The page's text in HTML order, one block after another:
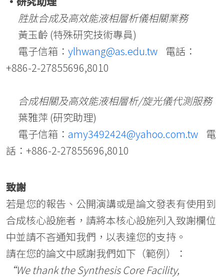
胜肽合成及高效能液相層析儀相關業務
黃玉齡 (特殊研究技術專員)
電子信箱： ylhwang@as.edu.tw 電話：
+886-2-27855696,8010
合成相關及高效能液相層析/旋光儀代測服務
葉雅萍 (研究助理)
電子信箱： amy3492424@yahoo.com.tw 電
話：+886-2-27855696,8010
致謝
若是您的報告、公開演講或是論文發表有使用到
合成核心設施者，請將本核心設施列入致謝欄位
中並請不吝通知我們，以表達您的支持。
請在您的論文中感謝我們如下（範例）：
“We thank the Synthesis Core Facility,